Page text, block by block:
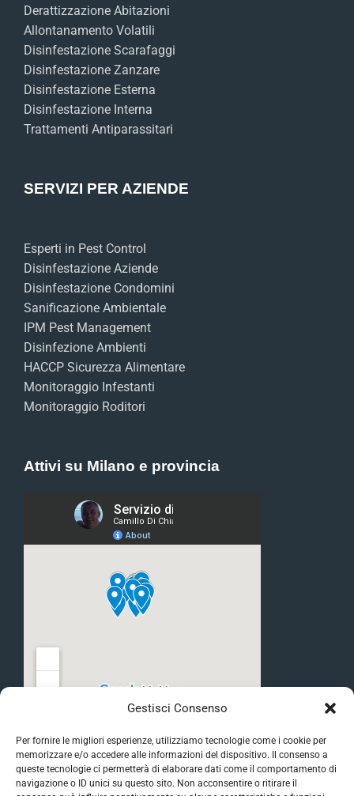
Gestisci Consenso
Per fornire le migliori esperienze, utilizziamo tecnologie come i cookie per
memorizzare e/o accedere alle informazioni del dispositivo. Il consenso a
queste tecnologie ci permetterà di elaborare dati come il comportamento di
navigazione o ID unici su questo sito. Non acconsentire o ritirare il
Derattizzazione Abitazioni
Allontanamento Volatili
Disinfestazione Scarafaggi
Disinfestazione Zanzare
Disinfestazione Esterna
Disinfestazione Interna
Trattamenti Antiparassitari
SERVIZI PER AZIENDE
Esperti in Pest Control
Disinfestazione Aziende
Disinfestazione Condomini
Sanificazione Ambientale
IPM Pest Management
Disinfezione Ambienti
HACCP Sicurezza Alimentare
Monitoraggio Infestanti
Monitoraggio Roditori
Attivi su Milano e provincia